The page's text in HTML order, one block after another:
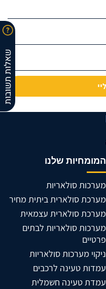
שאלות תשובות
המומחיות שלנו
מערכות סולאריות
מערכת סולארית ביתית מחיר
מערכת סולארית עצמאית
מערכות סולאריות לבתים
פרטיים
ניקוי מערכות סולאריות
עמדות טעינה לרכבים
עמדת טעינה חשמלית